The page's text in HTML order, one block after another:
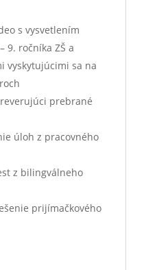
s vysvetlením
9. ročníka ZŠ a
vyskytujúcimi sa na
prebrané
úloh z pracovného
z bilingválneho
prijímačkového